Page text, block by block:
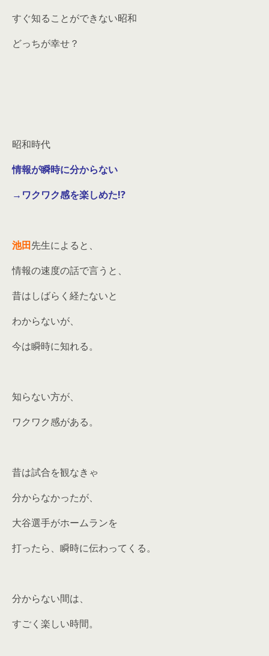
すぐ知ることができない昭和
どっちが幸せ？
昭和時代
情報が瞬時に分からない
→ワクワク感を楽しめた!?
池田先生によると、
情報の速度の話で言うと、
昔はしばらく経たないと
わからないが、
今は瞬時に知れる。
知らない方が、
ワクワク感がある。
昔は試合を観なきゃ
分からなかったが、
大谷選手がホームランを
打ったら、瞬時に伝わってくる。
分からない間は、
すごく楽しい時間。